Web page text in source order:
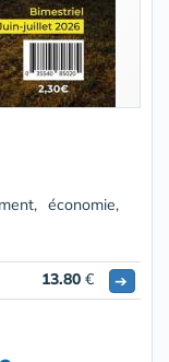
économie,
13.80 € ➔